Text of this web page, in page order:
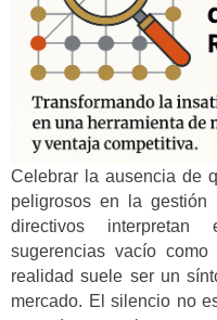
Celebrar la ausencia de
peligrosos en la gestión
directivos
sugerencias vacío
realidad suele ser un
mercado. El silencio no